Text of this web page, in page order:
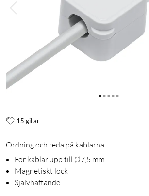
15 gillar
Ordning och reda på kablarna
För kablar upp till Ø7,5 mm
Magnetiskt lock
Självhäftande